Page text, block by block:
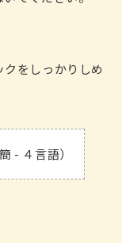
をしっかりしめ
- ４言語）